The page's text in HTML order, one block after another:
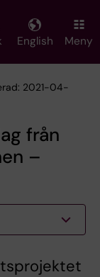
English Meny
2021-04-
från
–